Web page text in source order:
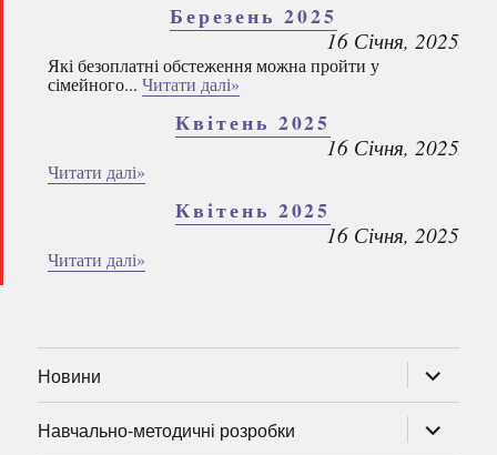
Березень 2025
16 Січня, 2025
Які безоплатні обстеження можна пройти у
сімейного... Читати далі»
Квітень 2025
16 Січня, 2025
Читати далі»
Квітень 2025
16 Січня, 2025
Читати далі»
Новини
підменю
Навчально-методичні розробки
підменю